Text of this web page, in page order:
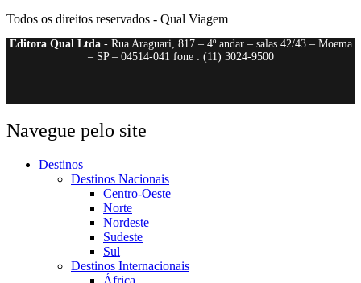
Todos os direitos reservados - Qual Viagem
Editora Qual Ltda- Rua Araguari, 817 – 4º andar – salas 42/43 – Moema
– SP – 04514-041 fone : (11) 3024-9500
Navegue pelo site
Destinos
Destinos Nacionais
Centro-Oeste
Norte
Nordeste
Sudeste
Sul
Destinos Internacionais
África